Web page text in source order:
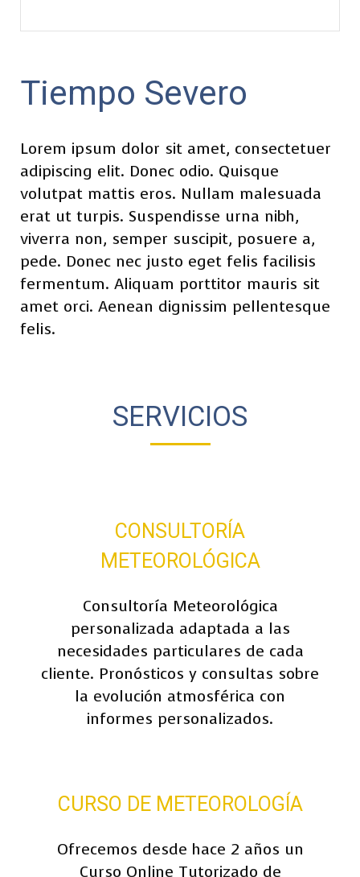
Tiempo Severo
Lorem ipsum dolor sit amet, consectetuer
adipiscing elit. Donec odio. Quisque
volutpat mattis eros. Nullam malesuada
erat ut turpis. Suspendisse urna nibh,
viverra non, semper suscipit, posuere a,
pede. Donec nec justo eget felis facilisis
fermentum. Aliquam porttitor mauris sit
amet orci. Aenean dignissim pellentesque
felis.
SERVICIOS
CONSULTORÍA
METEOROLÓGICA
Consultoría Meteorológica
personalizada adaptada a las
necesidades particulares de cada
cliente. Pronósticos y consultas sobre
la evolución atmosférica con
informes personalizados.
CURSO DE METEOROLOGÍA
Ofrecemos desde hace 2 años un
Curso Online Tutorizado de